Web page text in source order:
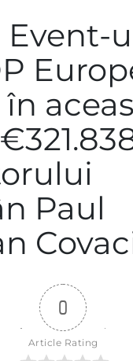
Event-
Paul
0
Article Rating